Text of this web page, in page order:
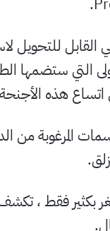
القابل
التي ستضمها
هذه الأجنحة
المرغوبة من
بكثير فقط ،